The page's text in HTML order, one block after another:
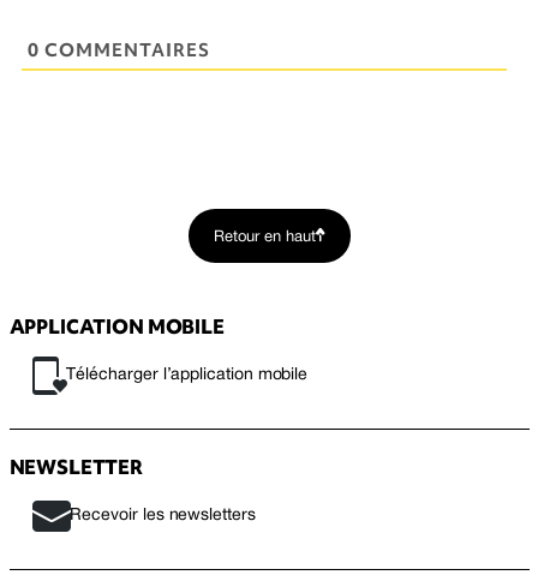
0 COMMENTAIRES
Retour en haut
APPLICATION MOBILE
Télécharger l’application mobile
NEWSLETTER
Recevoir les newsletters